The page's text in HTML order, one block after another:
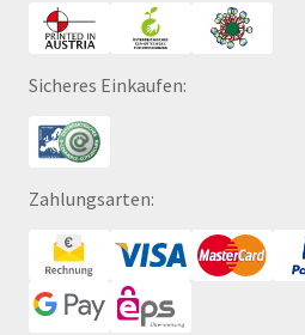
Sicheres Einkaufen:
Zahlungsarten: